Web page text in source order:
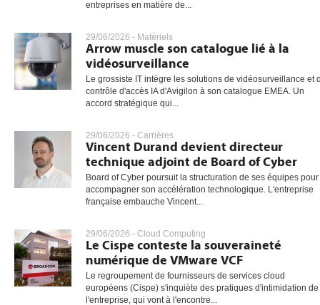
entreprises en matière de...
29/06/2026 - Matériels
Arrow muscle son catalogue lié à la
vidéosurveillance
Le grossiste IT intègre les solutions de vidéosurveillance et
contrôle d'accès IA d'Avigilon à son catalogue EMEA. Un
accord stratégique qui...
29/06/2026 - Carrières
Vincent Durand devient directeur
technique adjoint de Board of Cyber
Board of Cyber poursuit la structuration de ses équipes pour
accompagner son accélération technologique. L'entreprise
française embauche Vincent...
29/06/2026 - Cloud Computing
Le Cispe conteste la souveraineté
numérique de VMware VCF
Le regroupement de fournisseurs de services cloud
européens (Cispe) s'inquiète des pratiques d'intimidation de
l'entreprise, qui vont à l'encontre...